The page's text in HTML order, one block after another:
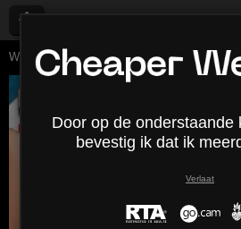
Webcams Lives Jonge vrouwen
UitloggenDoor op de onderstaande
bevestig ik dat ik
Verlaat